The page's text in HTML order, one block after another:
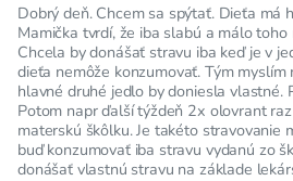
Dobrý deň. Chcem sa spýtať. Dieťa má
Mamička tvrdí, že iba slabú a málo
Chcela by donášať stravu iba keď je v
dieťa nemôže konzumovať. Tým
hlavné druhé jedlo by doniesla vlastné.
Potom napr ďalší týždeň 2x olovrant raz
materskú škôlku. Je takéto stravovanie
buď konzumovať iba stravu vydanú zo
donášať vlastnú stravu na základe